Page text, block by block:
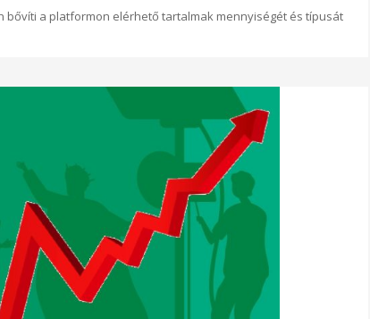
bővíti a platformon elérhető tartalmak mennyiségét és típusát